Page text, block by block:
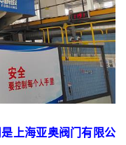
是 上海亚奥阀门有限公